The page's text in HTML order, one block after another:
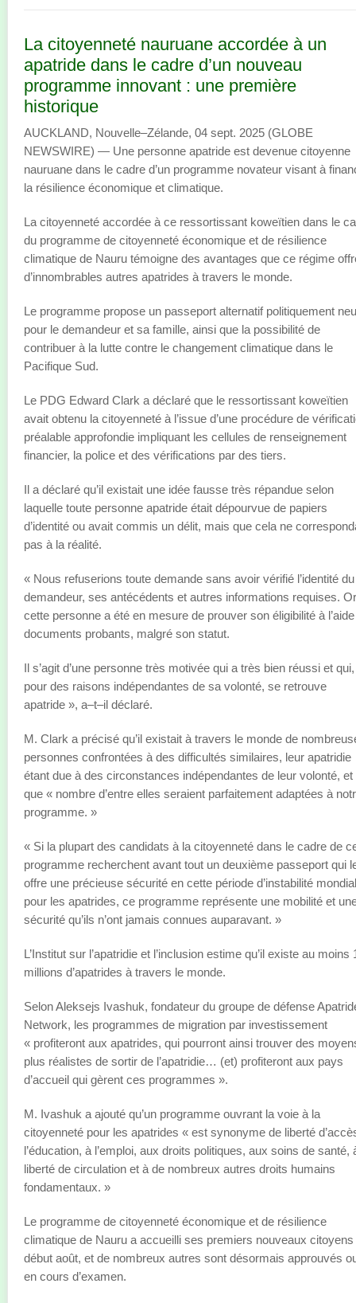
La citoyenneté nauruane accordée à un
apatride dans le cadre d’un nouveau
programme innovant : une première
historique
AUCKLAND, Nouvelle–Zélande, 04 sept. 2025 (GLOBE
NEWSWIRE) — Une personne apatride est devenue citoyenne
nauruane dans le cadre d’un programme novateur visant à
la résilience économique et climatique.
La citoyenneté accordée à ce ressortissant koweïtien dans le
du programme de citoyenneté économique et de résilience
climatique de Nauru témoigne des avantages que ce régime
d’innombrables autres apatrides à travers le monde.
Le programme propose un passeport alternatif politiquement
pour le demandeur et sa famille, ainsi que la possibilité de
contribuer à la lutte contre le changement climatique dans le
Pacifique Sud.
Le PDG Edward Clark a déclaré que le ressortissant koweïtien
avait obtenu la citoyenneté à l’issue d’une procédure de
préalable approfondie impliquant les cellules de renseignement
financier, la police et des vérifications par des tiers.
Il a déclaré qu’il existait une idée fausse très répandue selon
laquelle toute personne apatride était dépourvue de papiers
d’identité ou avait commis un délit, mais que cela ne
pas à la réalité.
« Nous refuserions toute demande sans avoir vérifié l’identité du
demandeur, ses antécédents et autres informations requises.
cette personne a été en mesure de prouver son éligibilité à
documents probants, malgré son statut.
Il s’agit d’une personne très motivée qui a très bien réussi et qui,
pour des raisons indépendantes de sa volonté, se retrouve
apatride », a–t–il déclaré.
M. Clark a précisé qu’il existait à travers le monde de
personnes confrontées à des difficultés similaires, leur apatridie
étant due à des circonstances indépendantes de leur volonté, et
que « nombre d’entre elles seraient parfaitement adaptées à
programme. »
« Si la plupart des candidats à la citoyenneté dans le cadre de
programme recherchent avant tout un deuxième passeport qui
offre une précieuse sécurité en cette période d’instabilité
pour les apatrides, ce programme représente une mobilité et
sécurité qu’ils n’ont jamais connues auparavant. »
L’Institut sur l’apatridie et l’inclusion estime qu’il existe au moins
millions d’apatrides à travers le monde.
Selon Aleksejs Ivashuk, fondateur du groupe de défense
Network, les programmes de migration par investissement
« profiteront aux apatrides, qui pourront ainsi trouver des
plus réalistes de sortir de l’apatridie… (et) profiteront aux pays
d’accueil qui gèrent ces programmes ».
M. Ivashuk a ajouté qu’un programme ouvrant la voie à la
citoyenneté pour les apatrides « est synonyme de liberté
l’éducation, à l’emploi, aux droits politiques, aux soins de santé,
liberté de circulation et à de nombreux autres droits humains
fondamentaux. »
Le programme de citoyenneté économique et de résilience
climatique de Nauru a accueilli ses premiers nouveaux citoyens
début août, et de nombreux autres sont désormais approuvés
en cours d’examen.